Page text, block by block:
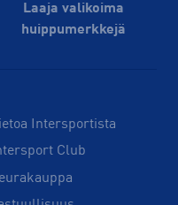
Laaja valikoima
huippu­merkkejä
Intersportista
Club